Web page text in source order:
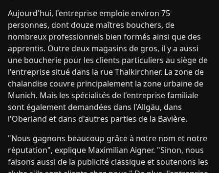
Aujourd'hui, l'entreprise emploie environ 75
personnes, dont douze maîtres bouchers, de
nombreux professionnels bien formés ainsi que des
apprentis. Outre deux magasins de gros, il y a aussi
une boucherie pour les clients particuliers au siège de
l'entreprise situé dans la rue Thalkirchner. La zone de
chalandise couvre principalement la zone urbaine de
Munich. Mais les spécialités de l'entreprise familiale
sont également demandées dans l'Allgäu, dans
l'Oberland et dans d'autres parties de la Bavière.
"Nous gagnons beaucoup grâce à notre nom et notre
réputation", explique Maximilian Aigner. "Sinon, nous
faisons aussi de la publicité classique et soutenons les